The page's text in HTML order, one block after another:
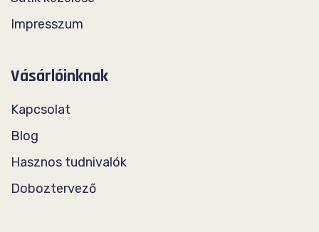
Impresszum
Vásárlóinknak
Kapcsolat
Blog
Hasznos tudnivalók
Doboztervező